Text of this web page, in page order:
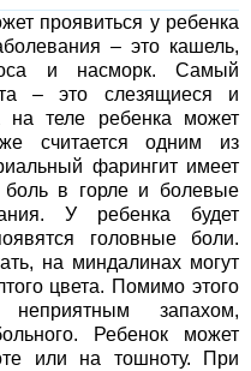
проявиться у ребенка
– это кашель,
и насморк. Самый
– это слезящиеся и
на теле ребенка может
считается одним из
фарингит имеет
в горле и болевые
У ребенка будет
головные боли.
на миндалинах могут
цвета. Помимо этого
неприятным запахом,
Ребенок может
или на тошноту. При